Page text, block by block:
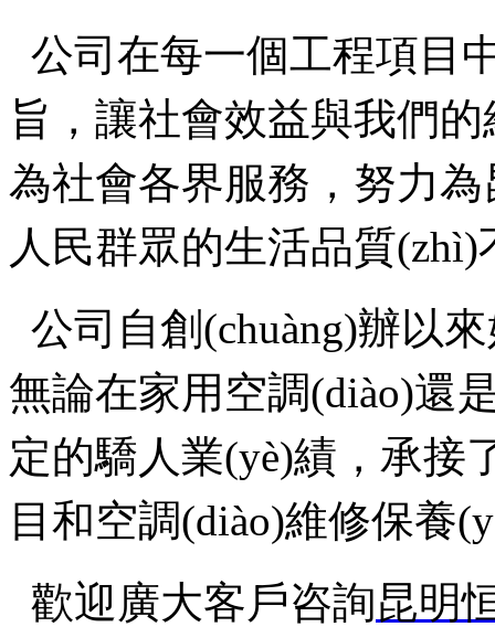
公司在每一個工程項目
旨，讓社會效益與我們
為社會各界服務，努
人民群眾的生活品質(zhì)
公司自創(chuàng)辦以
無論在家用空調(diào)還
定的驕人業(yè)績，承
目和空調(diào)維修保養
歡迎廣大客戶咨詢昆明